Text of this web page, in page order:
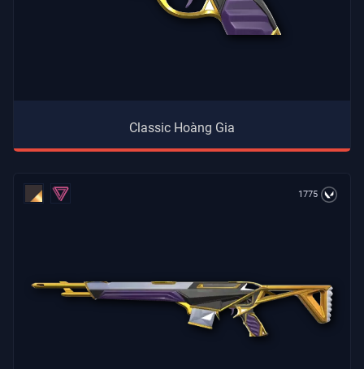
Classic Hoàng Gia
1775